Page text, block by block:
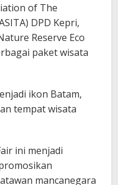
of The
DPD Kepri,
Reserve Eco
paket wisata
ikon Batam,
tempat wisata
ini menjadi
mancanegara